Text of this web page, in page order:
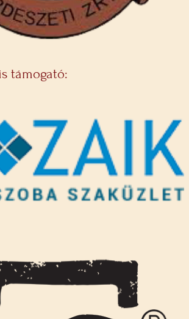
támogató: